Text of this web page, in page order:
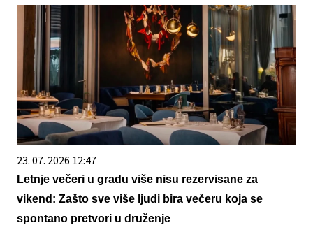
23. 07. 2026 12:47
Letnje večeri u gradu više nisu rezervisane za
vikend: Zašto sve više ljudi bira večeru koja se
spontano pretvori u druženje